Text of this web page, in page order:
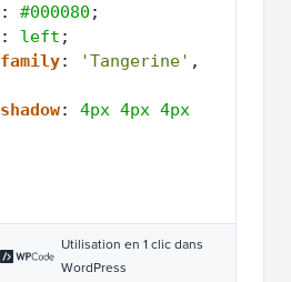
: #000080 ;
: left ;
: 'Tangerine'
: 4px 4px 4px
Utilisation en 1 clic dans
WordPress